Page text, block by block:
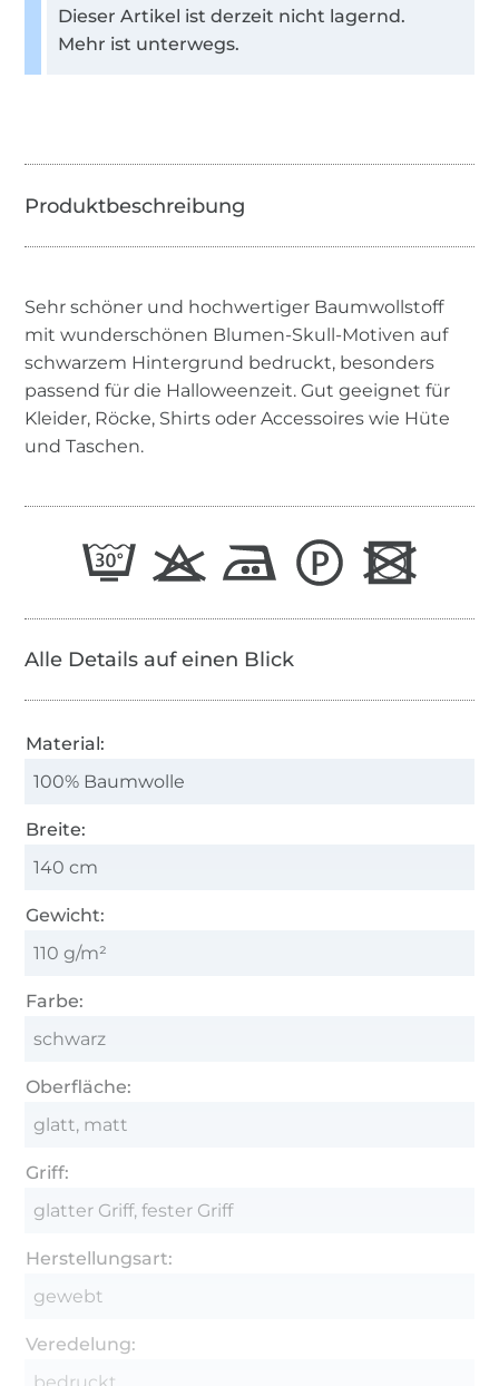
Dieser Artikel ist derzeit nicht lagernd.
Mehr ist unterwegs.
Sehr schöner und hochwertiger Baumwollstoff
mit wunderschönen Blumen-Skull-Motiven auf
schwarzem Hintergrund bedruckt, besonders
passend für die Halloweenzeit. Gut geeignet für
Kleider, Röcke, Shirts oder Accessoires wie Hüte
und Taschen.
Alle Details auf einen Blick
Material:
100% Baumwolle
Breite:
140 cm
Gewicht:
110 g/m²
Farbe:
schwarz
Oberfläche:
glatt, matt
Griff:
glatter Griff, fester Griff
Herstellungsart:
gewebt
Veredelung: